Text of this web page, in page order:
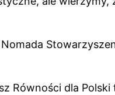
Równości dla